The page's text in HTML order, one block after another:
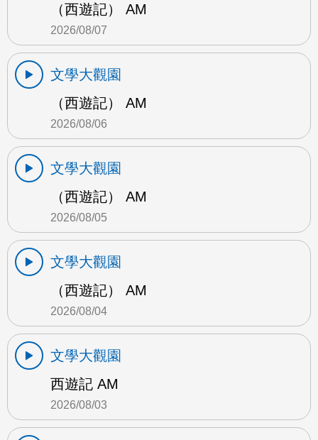
（西遊記） AM
2026/08/07
文學大觀園
（西遊記） AM
2026/08/06
文學大觀園
（西遊記） AM
2026/08/05
文學大觀園
（西遊記） AM
2026/08/04
文學大觀園
西遊記 AM
2026/08/03